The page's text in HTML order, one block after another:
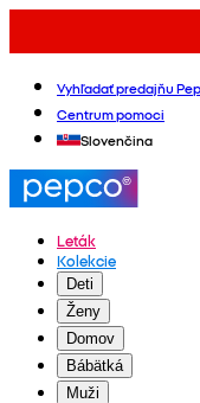
Vyhľadať predajňu
Centrum pomoci
Slovenčina
Leták
Kolekcie
Deti
Ženy
Domov
Bábätká
Muži